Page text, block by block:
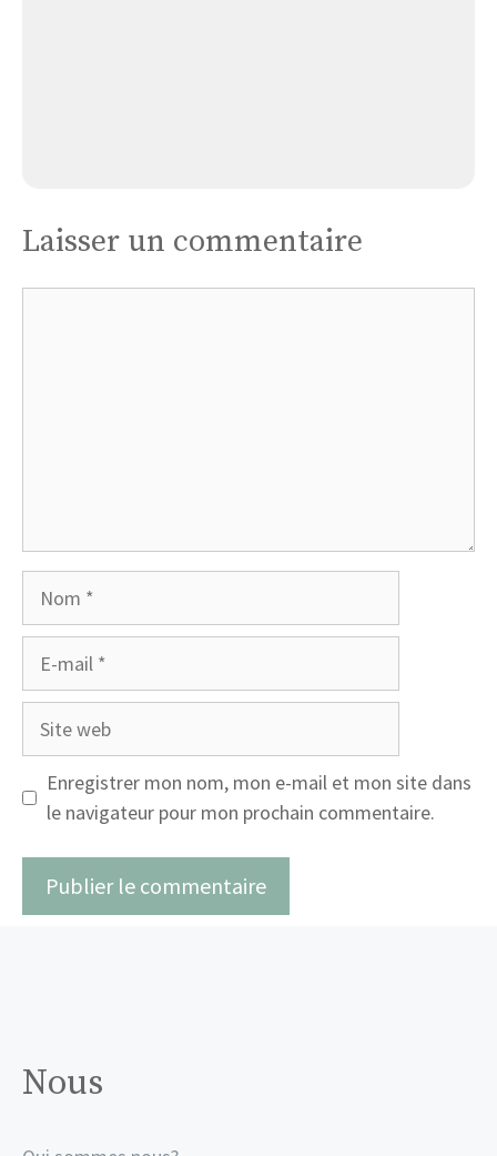
Laisser un commentaire
Site
Enregistrer mon nom, mon e-mail et mon site dans
le navigateur pour mon prochain commentaire.
Nous